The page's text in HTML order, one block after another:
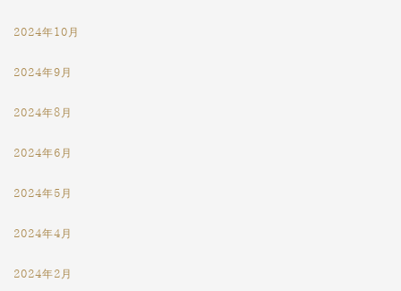
2024年10月
2024年9月
2024年8月
2024年6月
2024年5月
2024年4月
2024年2月